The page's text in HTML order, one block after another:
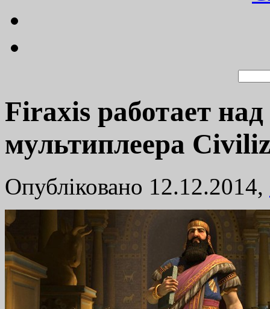
Firaxis работает
мультиплеера
Опубліковано 12.12.2014,